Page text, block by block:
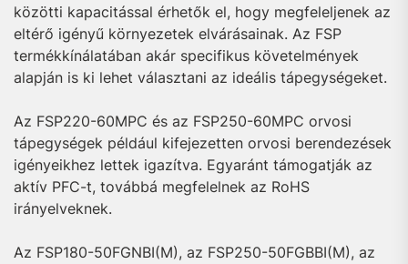
közötti kapacitással érhetők el, hogy megfeleljenek az
eltérő igényű környezetek elvárásainak. Az FSP
termékkínálatában akár specifikus követelmények
alapján is ki lehet választani az ideális tápegységeket.
Az FSP220-60MPC és az FSP250-60MPC orvosi
tápegységek például kifejezetten orvosi berendezések
igényeikhez lettek igazítva. Egyaránt támogatják az
aktív PFC-t, továbbá megfelelnek az RoHS
irányelveknek.
Az FSP180-50FGNBI(M), az FSP250-50FGBBI(M), az